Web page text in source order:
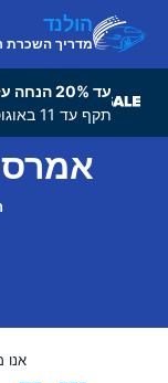
הולנד
מדריך השכרת
עד 20% הנחה על רכבים להשכרה ברחבי העולם
תקף עד 11 באוגוסט 2026 - נצל אותו עוד היום!
אנו